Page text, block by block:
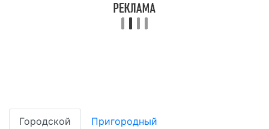
Городской Пригородный